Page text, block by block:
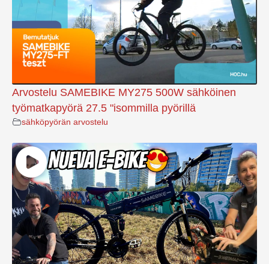
Arvostelu SAMEBIKE MY275 500W sähköinen
työmatkapyörä 27.5 "isommilla pyörillä
sähköpyörän arvostelu